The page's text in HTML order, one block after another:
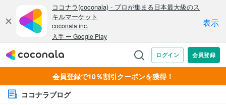
会員登録で10％割引クーポンを獲得！
ココナラブログ